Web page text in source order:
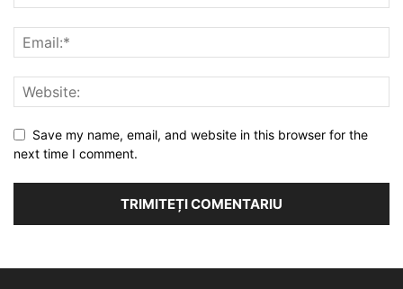
Save my name, email, and website in this browser for the
next time I comment.